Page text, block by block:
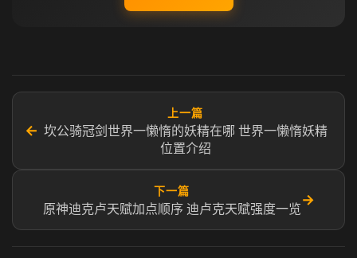
←
上一篇
坎公骑冠剑世界一懒惰的妖精在哪 世界一懒惰妖精
位置介绍
下一篇
原神迪克卢天赋加点顺序 迪卢克天赋强度一览
→